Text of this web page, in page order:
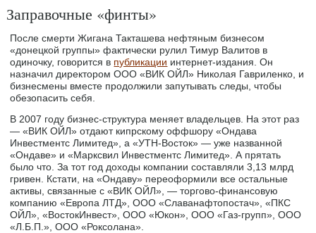
Заправочные «финты»
После смерти Жигана Такташева нефтяным бизнесом
«донецкой группы» фактически рулил Тимур Валитов в
одиночку, говорится в публикации интернет-издания. Он
назначил директором ООО «ВИК ОЙЛ» Николая Гавриленко, и
бизнесмены вместе продолжили запутывать следы, чтобы
обезопасить себя.
В 2007 году бизнес-структура меняет владельцев. На этот раз
— «ВИК ОЙЛ» отдают кипрскому оффшору «Ондава
Инвестментс Лимитед», а «УТН-Восток» — уже названной
«Ондаве» и «Марксвил Инвестментс Лимитед». А прятать
было что. За тот год доходы компании составляли 3,13 млрд
гривен. Кстати, на «Ондаву» переоформили все остальные
активы, связанные с «ВИК ОЙЛ», — торгово-финансовую
компанию «Европа ЛТД», ООО «Славанафтопостач», «ПКС
ОЙЛ», «ВостокИнвест», ООО «Юкон», ООО «Газ-групп», ООО
«Л.Б.П.», ООО «Роксолана».